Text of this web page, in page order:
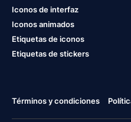
Iconos de interfaz
Iconos animados
Etiquetas de iconos
Etiquetas de stickers
Términos y condiciones